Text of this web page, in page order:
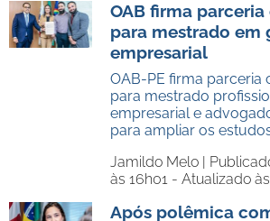
OAB firma parceria
para mestrado em
empresarial
OAB-PE firma parceria
para mestrado
empresarial e
para ampliar os
Jamildo Melo |
às 16h01 - Atualizado às
Após polêmica